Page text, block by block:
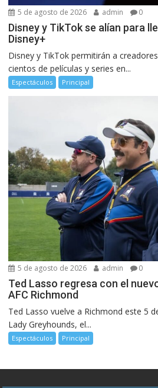
5 de agosto de 2026 admin 0
Disney y TikTok se alían para
Disney+
Disney y TikTok permitirán a
cientos de películas y series en...
Espectáculos Principal
5 de agosto de 2026 admin 0
Ted Lasso regresa con el
AFC Richmond
Ted Lasso vuelve a Richmond este 5
Lady Greyhounds, el...
Espectáculos Principal